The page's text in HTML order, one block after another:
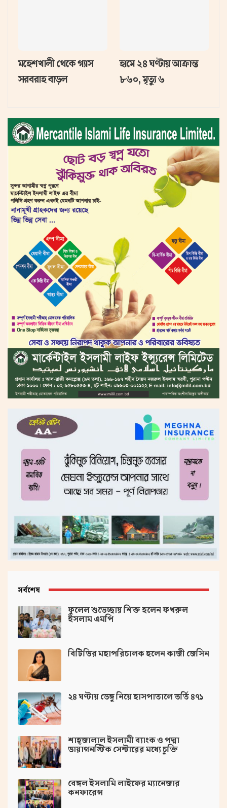
মহেশখালী থেকে গ্যাস
সরবরাহ বাড়ল
হামে ২৪ ঘণ্টায় আক্রান্ত
৮৬০, মৃত্যু ৬
সর্বশেষ
ফুলেল শুভেচ্ছায় শিক্ত হলেন ফখরুল
ইসলাম এমপি
বিটিভির মহাপরিচালক হলেন কাজী জেসিন
২৪ ঘণ্টায় ডেঙ্গু নিয়ে হাসপাতালে ভর্তি ৪৭১
শাহ্জালাল ইসলামী ব্যাংক ও পদ্মা
ডায়াগনস্টিক সেন্টারের মধ্যে চুক্তি
বেঙ্গল ইসলামি লাইফের ম্যানেজার
কনফারেন্স